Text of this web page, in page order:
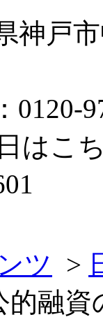
神戸
0120-
はこ
ツ >
的融